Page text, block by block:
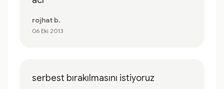
rojhat b.
06 Eki 2013
serbest bırakılmasını istiyoruz